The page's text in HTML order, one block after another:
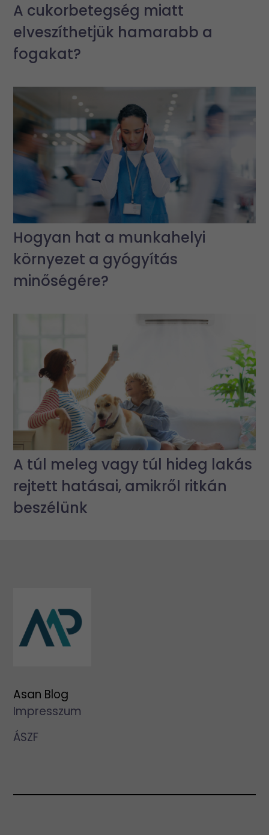
A cukorbetegség miatt
elveszíthetjük hamarabb a
fogakat?
Hogyan hat a munkahelyi
környezet a gyógyítás
minőségére?
A túl meleg vagy túl hideg lakás
rejtett hatásai, amikről ritkán
beszélünk
Asan Blog
Impresszum
ÁSZF